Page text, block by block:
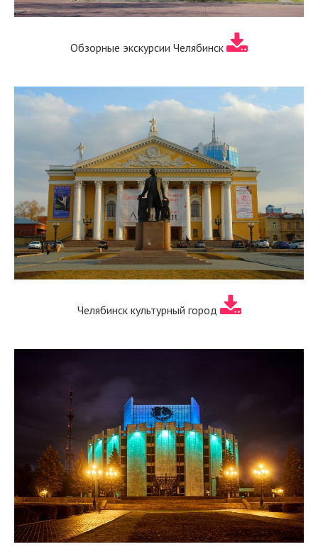
Обзорные экскурсии Челябинск
Челябинск культурный город